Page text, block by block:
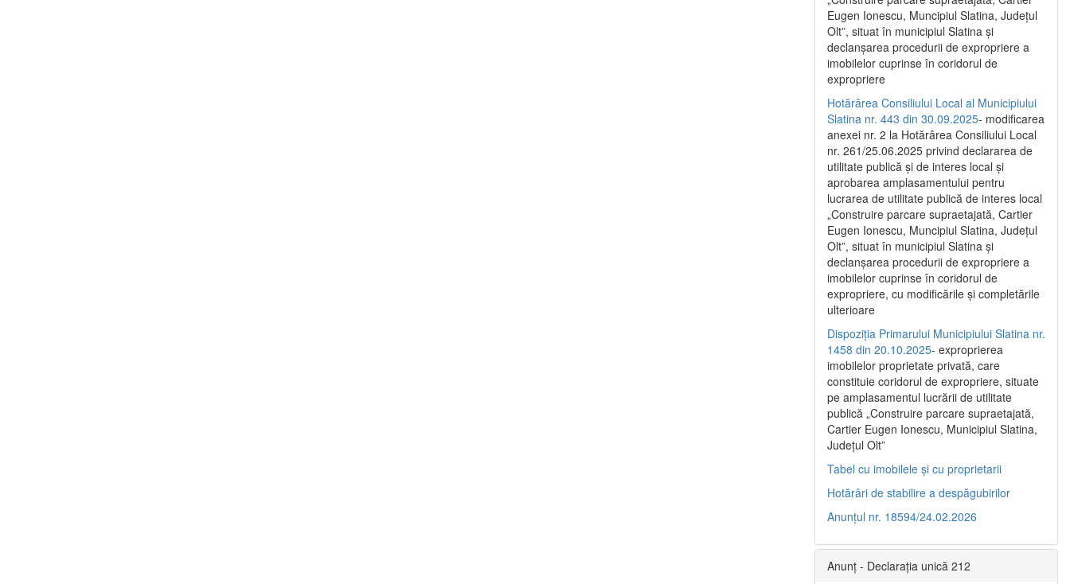
Eugen Ionescu, Muncipiul Slatina, Județul
Olt”, situat în municipiul Slatina și
declanșarea procedurii de expropriere a
imobilelor cuprinse în coridorul de
expropriere
Hotărârea Consiliului Local al Municipiului
Slatina nr. 443 din 30.09.2025- modificarea
anexei nr. 2 la Hotărârea Consiliului Local
nr. 261/25.06.2025 privind declararea de
utilitate publică şi de interes local şi
aprobarea amplasamentului pentru
lucrarea de utilitate publică de interes local
„Construire parcare supraetajată, Cartier
Eugen Ionescu, Muncipiul Slatina, Judeţul
Olt”, situat în municipiul Slatina şi
declanşarea procedurii de expropriere a
imobilelor cuprinse în coridorul de
expropriere, cu modificările şi completările
ulterioare
Dispoziția Primarului Municipiului Slatina nr.
1458 din 20.10.2025- exproprierea
imobilelor proprietate privată, care
constituie coridorul de expropriere, situate
pe amplasamentul lucrării de utilitate
publică „Construire parcare supraetajată,
Cartier Eugen Ionescu, Municipiul Slatina,
Județul Olt”
Tabel cu imobilele și cu proprietarii
Hotărâri de stabilire a despăgubirilor
Anunțul nr. 18594/24.02.2026
Anunț - Declarația unică 212